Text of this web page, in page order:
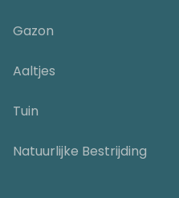
Gazon
Aaltjes
Tuin
Natuurlijke Bestrijding